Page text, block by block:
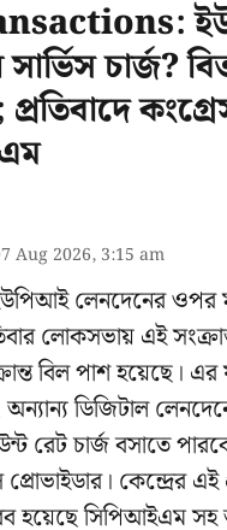
চার্জ?
Aug 2026, 3:15 am
লেনদেনের
লোকসভায় এই
বিল পাশ হয়েছে।
ডিজিটাল
রেট চার্জ বসাতে পারবে
প্রোভাইডার। কেন্দ্রের এই
হয়েছে সিপিআইএম সহ